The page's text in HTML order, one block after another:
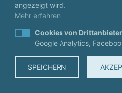
6. ABONNEMENT
NEWSLETTERS
Auf der Internetseite der
wird den Benutzern die
Newsletter unseres
angezeigt wird.
Mehr erfahren
Cookies von
Google Analytics,
SPEICHERN